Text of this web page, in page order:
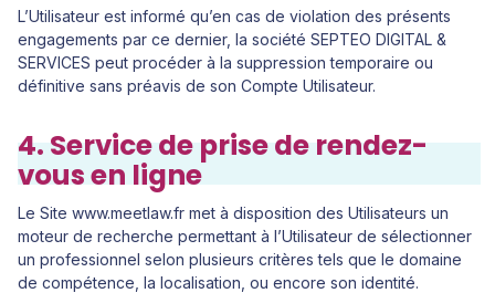
L’Utilisateur est informé qu’en cas de violation des présents
engagements par ce dernier, la société SEPTEO DIGITAL &
SERVICES peut procéder à la suppression temporaire ou
définitive sans préavis de son Compte Utilisateur.
4. Service de prise de rendez-
vous en ligne
Le Site www.meetlaw.fr met à disposition des Utilisateurs un
moteur de recherche permettant à l’Utilisateur de sélectionner
un professionnel selon plusieurs critères tels que le domaine
de compétence, la localisation, ou encore son identité.